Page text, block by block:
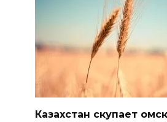
Казахстан скупает